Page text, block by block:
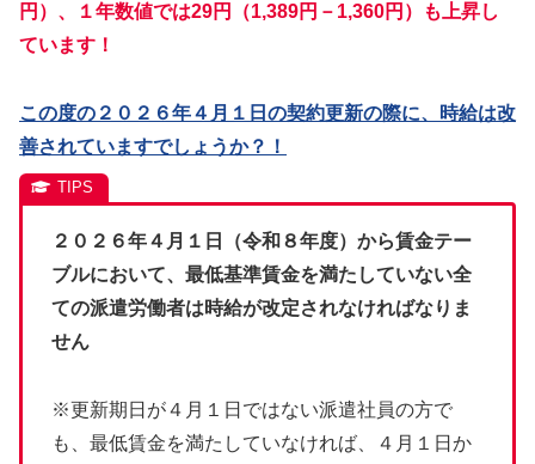
円）、１年数値では29円（1,389円－1,360円）も上昇し
ています！
この度の２０２６年４月１日の契約更新の際に、時給は改
善されていますでしょうか？！
２０２６年４月１日（令和８年度）から賃金テー
ブルにおいて、最低基準賃金を満たしていない全
ての派遣労働者は時給が改定されなければなりま
せん
※更新期日が４月１日ではない派遣社員の方で
も、最低賃金を満たしていなければ、４月１日か